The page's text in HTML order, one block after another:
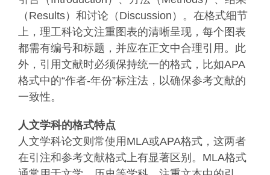
（Results）和讨论（Discussion）。在格式细节
上，理工科论文注重图表的清晰呈现，每个图表
都需有编号和标题，并应在正文中合理引用。此
外，引用文献时必须保持统一的格式，比如APA
格式中的“作者-年份”标注法，以确保参考文献的
一致性。
人文学科的格式特点
人文学科论文则常使用MLA或APA格式，这两者
在引注和参考文献格式上有显著区别。MLA格式